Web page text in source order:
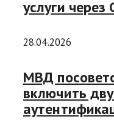
услуги через
28.04.2026
МВД
включить